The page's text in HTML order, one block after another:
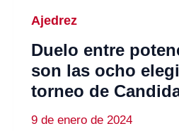
Ajedrez
Duelo entre
son las ocho
torneo de
9 de enero de 2024